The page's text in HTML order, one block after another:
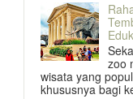
zoo
wisata yang
khususnya bagi